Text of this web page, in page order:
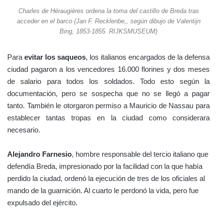
Charles de Héraugières ordena la toma del castillo de Breda tras
acceder en el barco (Jan F. Recklenbe,, según dibujo de Valentijn
Bing, 1853-1855. RIJKSMUSEUM)
Para evitar los saqueos, los italianos encargados de la defensa
ciudad pagaron a los vencedores 16.000 florines y dos meses
de salario para todos los soldados. Todo esto según la
documentación, pero se sospecha que no se llegó a pagar
tanto. También le otorgaron permiso a Mauricio de Nassau para
establecer tantas tropas en la ciudad como considerara
necesario.
Alejandro Farnesio, hombre responsable del tercio italiano que
defendía Breda, impresionado por la facilidad con la que había
perdido la ciudad, ordenó la ejecución de tres de los oficiales al
mando de la guarnición. Al cuarto le perdonó la vida, pero fue
expulsado del ejército.